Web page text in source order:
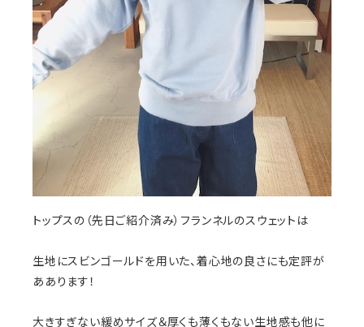
トップスの（先日ご紹介済み）フランネルのスウェットは
生地にスビンゴールドを用いた、着心地の良さにも定評が
ああります！
大きすぎない緩めサイズ＆厚くも薄くもない生地感も他に